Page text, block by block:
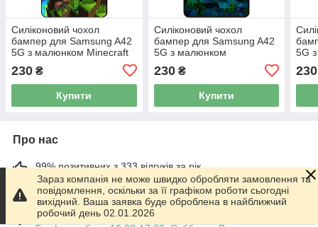
Силіконовий чохол
бампер для Samsung A42
5G з малюнком Minecraft
230 ₴
Купити
Силіконовий чохол
бампер для Samsung A42
5G з малюнком
230₴
Купити
5G
230
Про нас
99% позитивних з 333 відгуків за рік
Працює з 01.06.2014
м. Харків
Зараз компанія не може швидко обробляти замовлення та
повідомлення, оскільки за її графіком роботи сьогодні
вихідний. Ваша заявка буде оброблена в найближчий
робочий день 02.01.2026